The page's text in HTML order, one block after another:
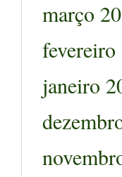
março
fevereiro
janeiro